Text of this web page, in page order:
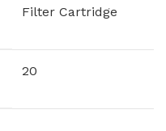
Filter Cartridge
20